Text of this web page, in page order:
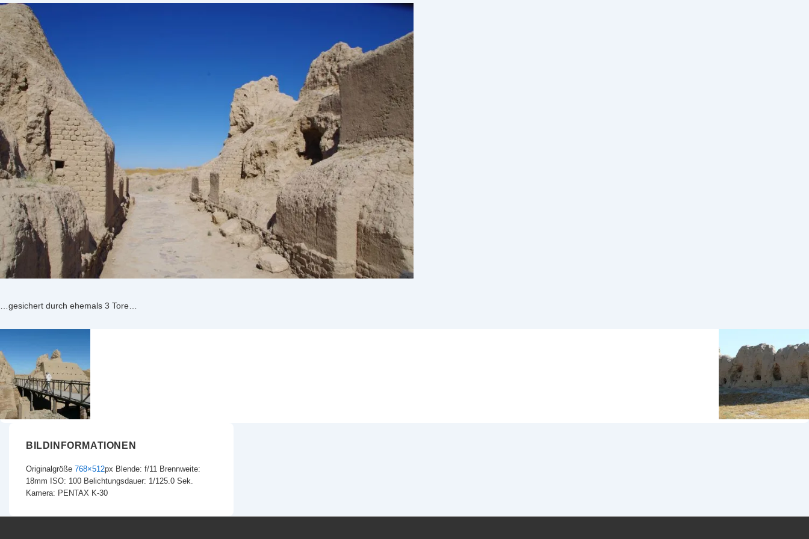
…gesichert durch ehemals 3 Tore…
BILDINFORMATIONEN
Originalgröße 768×512px Blende: f/11 Brennweite:
18mm ISO: 100 Belichtungsdauer: 1/125.0 Sek.
Kamera: PENTAX K-30